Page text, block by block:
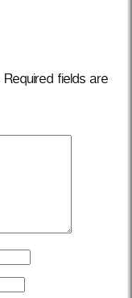
Required fields are